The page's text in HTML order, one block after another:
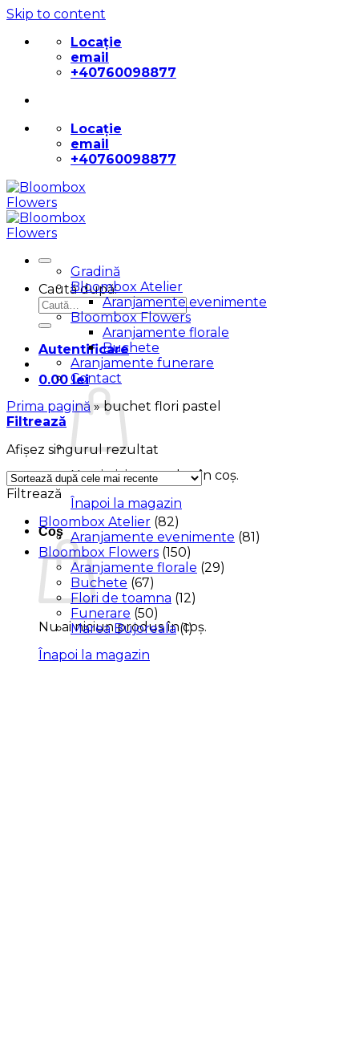
Skip to content
Locație
email
+40760098877
Locație
email
+40760098877
Caută după:
Autentificare
0.00lei
Nu ai niciun produs în coș.
Înapoi la magazin
Coș
Nu ai niciun produs în coș.
Înapoi la magazin
Gradină
Bloombox Atelier
Aranjamente evenimente
Bloombox Flowers
Aranjamente florale
Buchete
Aranjamente funerare
Contact
Prima pagină » buchet flori pastel
Filtrează
Afișez singurul rezultat
Filtrează
Bloombox Atelier (82)
Aranjamente evenimente (81)
Bloombox Flowers (150)
Aranjamente florale (29)
Buchete (67)
Flori de toamna (12)
Funerare (50)
Marea Bujoreala (1)